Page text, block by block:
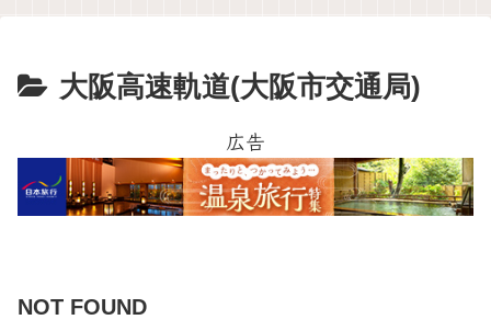
大阪高速軌道(大阪市交通局)
広告
NOT FOUND